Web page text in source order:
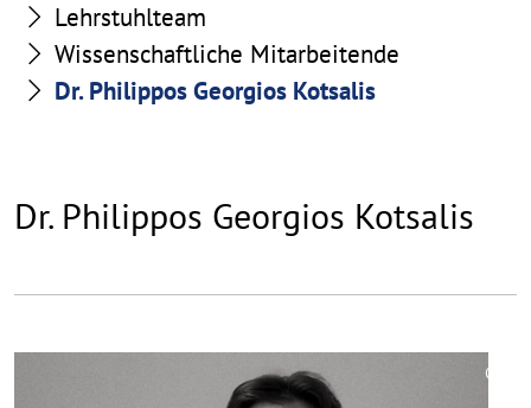
Lehrstuhlteam
Wissenschaftliche Mitarbeitende
Dr. Philippos Georgios Kotsalis
Dr. Philippos Georgios Kotsalis
©